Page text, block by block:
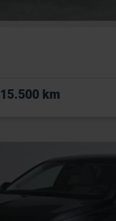
15.500 km